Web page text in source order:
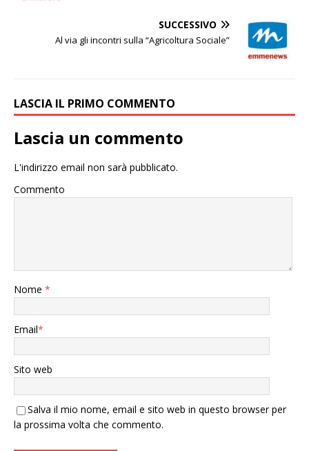
SUCCESSIVO
Al via gli incontri sulla “Agricoltura Sociale”
LASCIA IL PRIMO COMMENTO
Lascia un commento
L'indirizzo email non sarà pubblicato.
Commento
Nome *
Email*
Sito web
Salva il mio nome, email e sito web in questo browser per
la prossima volta che commento.